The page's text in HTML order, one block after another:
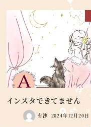
インスタできてません
有沙 2024年12月20日